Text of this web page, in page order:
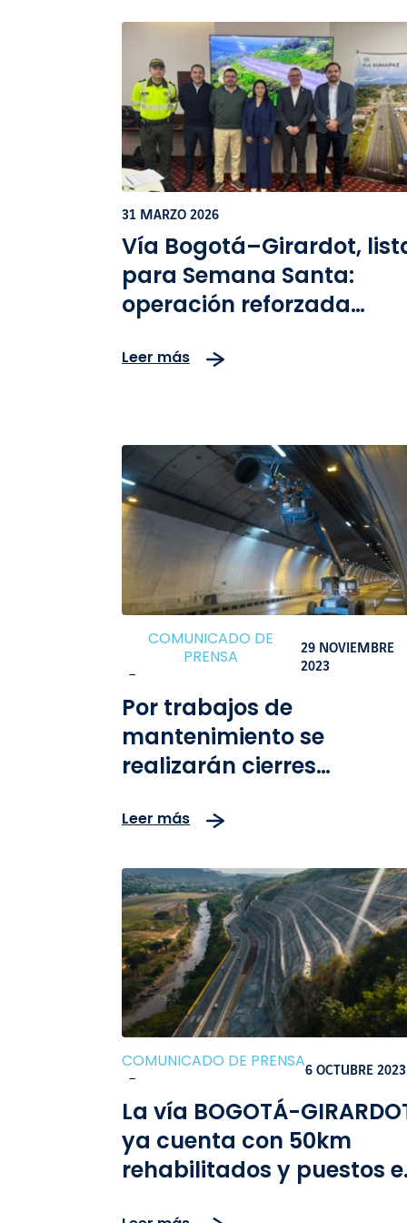
31 MARZO 2026
Vía Bogotá–Girardot,
para Semana Santa:
operación reforzada
movilización de más de
Leer más
COMUNICADO DE
PRENSA
-
29 NOVIEMBRE
2023
Por trabajos de
mantenimiento se
realizarán cierres
Sumapaz el 28, 29, 30 de
diciembre
Leer más
COMUNICADO DE PRENSA
-
6 OCTUBRE 2023
La vía BOGOTÁ-
ya cuenta con 50km
rehabilitados y puestos